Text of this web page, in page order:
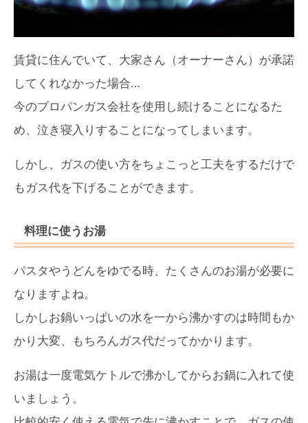
賃貸に住んでいて、大家さん（オーナーさん）が承諾
してくれなかった場合…
今のプロパンガス会社を使用し続けることになるた
め、泣き寝入りすることになってしまいます。
しかし、ガスの使い方をちょこっと工夫をするだけで
もガス代を下げることができます。
料理に使うお湯
パスタやうどんをゆでる時、たくさんのお湯が必要に
なりますよね。
しかしお鍋いっぱいの水を一から沸かすのは時間もか
かり大変、もちろんガス代だってかかります。
お湯は一度電気ケトルで沸かしてからお鍋に入れて使
いましょう。